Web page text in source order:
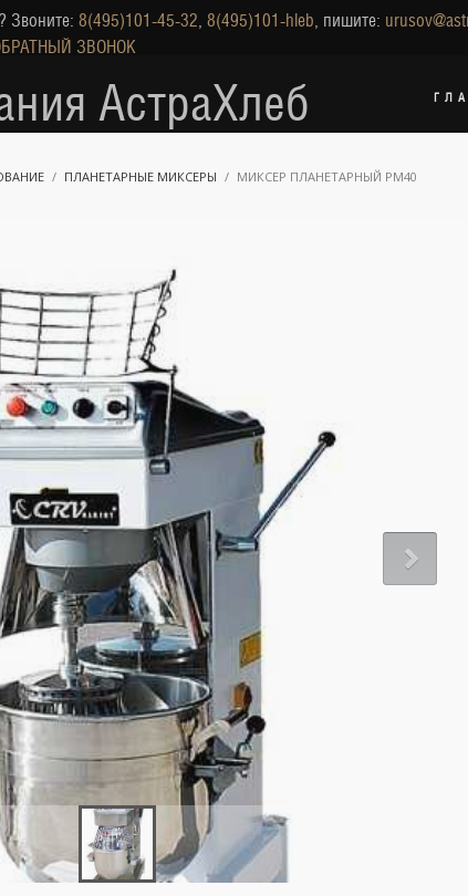
Звоните: 8(495)101-45-32, 8(495)101-hleb, пишите:
ЗВОНОК
АстраХлеб
ПЛАНЕТАРНЫЕ МИКСЕРЫ МИКСЕР ПЛАНЕТАРНЫЙ PM40